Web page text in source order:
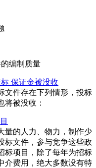
编制质量
保证金被没收
文件存在下列情形，投标
将被没收：
量的人力、物力，制作少
标文件，参与竞争这些政
标项目，除了每年为招标
介费用，绝大多数没有特